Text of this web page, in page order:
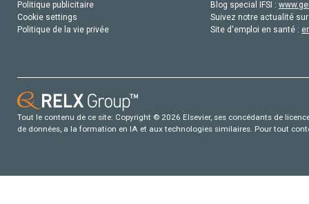
Politique publicitaire
Cookie settings
Politique de la vie privée
Blog special IFSI :
Suivez notre actualité
Site d'emploi en santé :
Tout le contenu de ce site: Copyright © 2026 Elsevier, ses concédants de
de données, a la formation en IA et aux technologies similaires. Pour tout